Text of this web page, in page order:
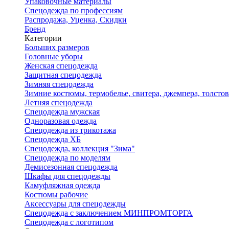
Спецодежда по профессиям
Распродажа, Уценка, Скидки
Бренд
Категории
Больших размеров
Головные уборы
Женская спецодежда
Защитная спецодежда
Зимняя спецодежда
Зимние костюмы, термобелье, свитера, джемпера,
Летняя спецодежда
Спецодежда мужская
Одноразовая одежда
Спецодежда из трикотажа
Спецодежда ХБ
Спецодежда, коллекция "Зима"
Спецодежда по моделям
Демисезонная спецодежда
Шкафы для спецодежды
Камуфляжная одежда
Костюмы рабочие
Аксессуары для спецодежды
Спецодежда с заключением МИНПРОМТОРГА
Спецодежда с логотипом